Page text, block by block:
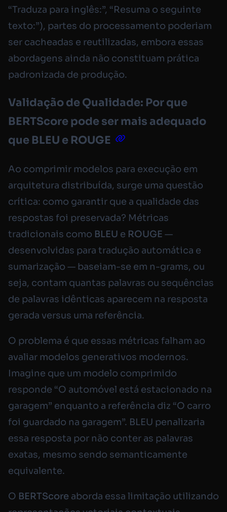
“Traduza para inglês:”, “Resuma o seguinte
texto:”), partes do processamento poderiam
ser cacheadas e reutilizadas, embora essas
abordagens ainda não constituam prática
padronizada de produção.
Validação de Qualidade: Por que
BERTScore pode ser mais adequado
que BLEU e ROUGE
Ao comprimir modelos para execução em
arquitetura distribuída, surge uma questão
crítica: como garantir que a qualidade das
respostas foi preservada? Métricas
tradicionais como BLEU e ROUGE —
desenvolvidas para tradução automática e
sumarização — baseiam-se em n-grams, ou
seja, contam quantas palavras ou sequências
de palavras idênticas aparecem na resposta
gerada versus uma referência.
O problema é que essas métricas falham ao
avaliar modelos generativos modernos.
Imagine que um modelo comprimido
responde “O automóvel está estacionado na
garagem” enquanto a referência diz “O carro
foi guardado na garagem”. BLEU penalizaria
essa resposta por não conter as palavras
exatas, mesmo sendo semanticamente
equivalente.
O BERTScore aborda essa limitação utilizando